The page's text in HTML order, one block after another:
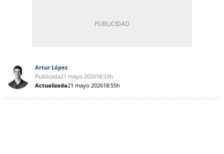
Artur López
Publicada21 mayo 202618:33h
Actualizada21 mayo 202618:55h